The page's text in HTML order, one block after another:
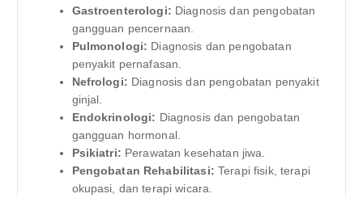
Gastroenterologi: Diagnosis dan pengobatan
gangguan pencernaan.
Pulmonologi: Diagnosis dan pengobatan
penyakit pernafasan.
Nefrologi: Diagnosis dan pengobatan penyakit
ginjal.
Endokrinologi: Diagnosis dan pengobatan
gangguan hormonal.
Psikiatri: Perawatan kesehatan jiwa.
Pengobatan Rehabilitasi: Terapi fisik, terapi
okupasi, dan terapi wicara.